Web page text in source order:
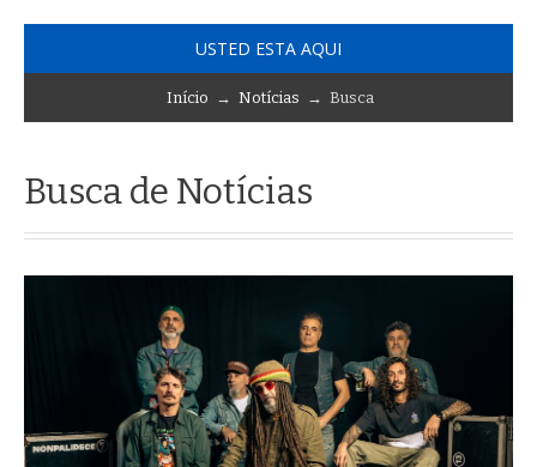
USTED ESTA AQUI
Início → Notícias → Busca
Busca de Notícias